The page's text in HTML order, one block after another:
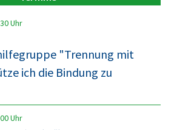
Uhr
"Trennung mit
ich die Bindung zu
Uhr